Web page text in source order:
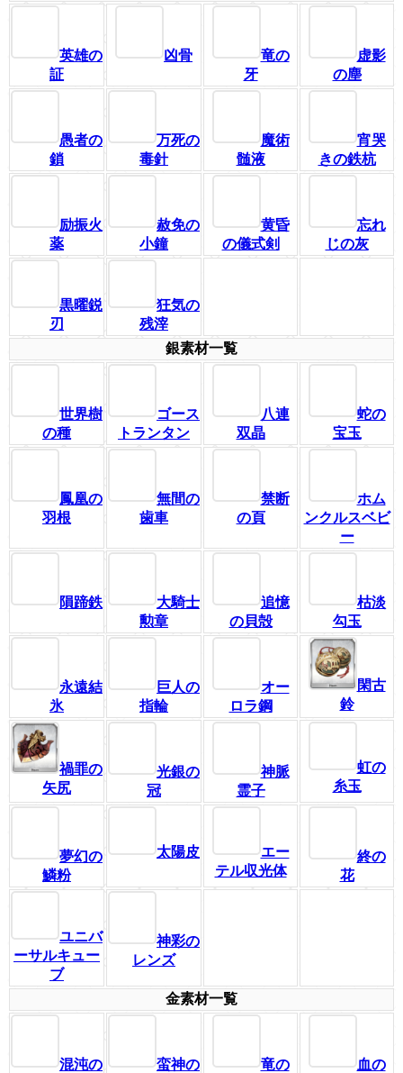
英雄の
証
凶骨
竜の
牙
虚影
の塵
愚者の
鎖
万死の
毒針
魔術
髄液
宵哭
きの鉄杭
励振火
薬
赦免の
小鐘
黄昏
の儀式剣
忘れ
じの灰
黒曜鋭
刃
狂気の
残滓
銀素材一覧
世界樹
の種
ゴース
トランタン
八連
双晶
蛇の
宝玉
鳳凰の
羽根
無間の
歯車
禁断
の頁
ホム
ンクルスベビ
ー
隕蹄鉄
大騎士
勲章
追憶
の貝殻
枯淡
勾玉
永遠結
氷
巨人の
指輪
オー
ロラ鋼
閑古
鈴
禍罪の
矢尻
光銀の
冠
神脈
霊子
虹の
糸玉
夢幻の
鱗粉
太陽皮
エー
テル収光体
終の
花
ユニバ
ーサルキュー
ブ
神彩の
レンズ
金素材一覧
混沌の
蛮神の
竜の
血の